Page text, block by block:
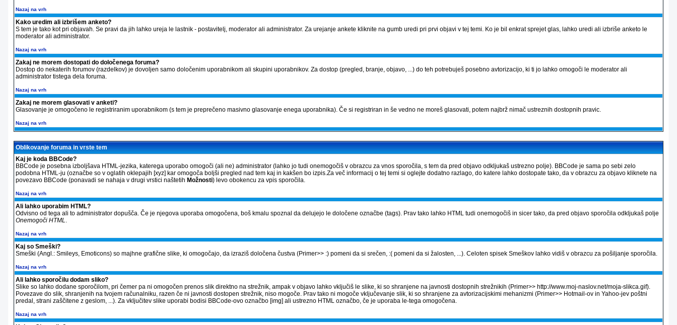
Nazaj na vrh
Kako uredim ali izbrišem anketo?
S tem je tako kot pri objavah. Se pravi da jih lahko ureja le lastnik - postavitelj, moderator ali administrator. Za urejanje ankete kliknite na gumb uredi pri prvi objavi v tej temi. Ko je bil enkrat sprejet glas, lahko uredi ali izbriše anketo le
moderator ali administrator.
Nazaj na vrh
Zakaj ne morem dostopati do določenega foruma?
Dostop do nekaterih forumov (razdelkov) je dovoljen samo določenim uporabnikom ali skupini uporabnikov. Za dostop (pregled, branje, objavo, ...) do teh potrebuješ posebno avtorizacijo, ki ti jo lahko omogoči le moderator ali
administrator tistega dela foruma.
Nazaj na vrh
Zakaj ne morem glasovati v anketi?
Glasovanje je omogočeno le registriranim uporabnikom (s tem je preprečeno masivno glasovanje enega uporabnika). Če si registriran in še vedno ne moreš glasovati, potem najbrž nimač ustreznih dostopnih pravic.
Nazaj na vrh
Oblikovanje foruma in vrste tem
Kaj je koda BBCode?
BBCode je posebna izboljšava HTML-jezika, katerega uporabo omogoči (ali ne) administrator (lahko jo tudi onemogočiš v obrazcu za vnos sporočila, s tem da pred objavo odkljukaš ustrezno polje). BBCode je sama po sebi zelo
podobna HTML-ju (označbe so v oglatih oklepajih [xyz] kar omogoča boljši pregled nad tem kaj in kakšen bo izpis.Za več informacij o tej temi si oglejte dodatno razlago, do katere lahko dostopate tako, da v obrazcu za objavo kliknete na
povezavo BBCode (ponavadi se nahaja v drugi vrstici naštetih Možnosti) levo obokencu za vpis sporočila.
Nazaj na vrh
Ali lahko uporabim HTML?
Odvisno od tega ali to administrator dopušča. Če je njegova uporaba omogočena, boš kmalu spoznal da delujejo le določene označbe (tags). Prav tako lahko HTML tudi onemogočiš in sicer tako, da pred objavo sporočila odkljukaš polje
Onemogoči HTML.
Nazaj na vrh
Kaj so Smeški?
Smeški (Angl.: Smileys, Emoticons) so majhne grafične slike, ki omogočajo, da izraziš določena čustva (Primer>> :) pomeni da si srečen, :( pomeni da si žalosten, ...). Celoten spisek Smeškov lahko vidiš v obrazcu za pošiljanje sporočila.
Nazaj na vrh
Ali lahko sporočilu dodam sliko?
Slike so lahko dodane sporočilom, pri čemer pa ni omogočen prenos slik direktno na strežnik, ampak v objavo lahko vključiš le slike, ki so shranjene na javnosti dostopnih strežnikih (Primer>> http://www.moj-naslov.net/moja-slikca.gif).
Povezave do slik, shranjenih na tvojem računalniku, razen če ni javnosti dostopen strežnik, niso mogoče. Prav tako ni mogoče vključevanje slik, ki so shranjene za avtorizacijskimi mehanizmi (Primer>> Hotmail-ov in Yahoo-jev poštni
predal, strani zaščitene z geslom, ...). Za vključitev slike uporabi bodisi BBCode-ovo označbo [img] ali ustrezno HTML označbo, če je uporaba le-tega omogočena.
Nazaj na vrh